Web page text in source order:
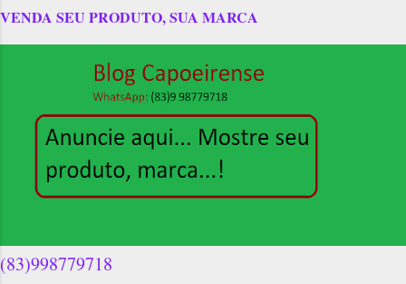
VENDA SEU PRODUTO, SUA MARCA
(83)998779718